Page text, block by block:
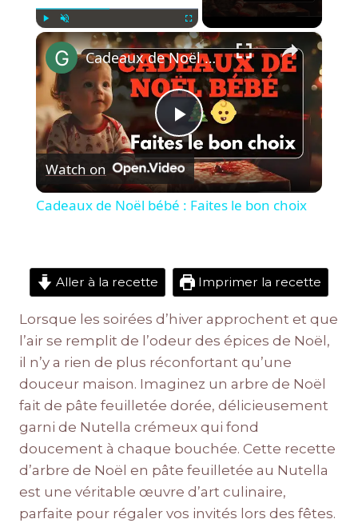
Play Unmute Fullscreen ×
Play
Video
Cadeaux de Noël bébé : Faites le bon choix
Watch on
Cadeaux de Noël bébé : Faites le bon choix
Aller à la recette Imprimer la recette
Lorsque les soirées d’hiver approchent et que
l’air se remplit de l’odeur des épices de Noël,
il n’y a rien de plus réconfortant qu’une
douceur maison. Imaginez un arbre de Noël
fait de pâte feuilletée dorée, délicieusement
garni de Nutella crémeux qui fond
doucement à chaque bouchée. Cette recette
d’arbre de Noël en pâte feuilletée au Nutella
est une véritable œuvre d’art culinaire,
parfaite pour régaler vos invités lors des fêtes.